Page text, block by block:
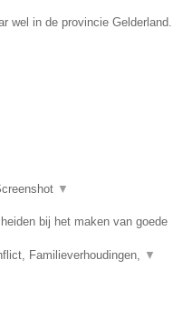
wel in de provincie Gelderland.
▼
bij het maken van goede
Familieverhoudingen, ▼